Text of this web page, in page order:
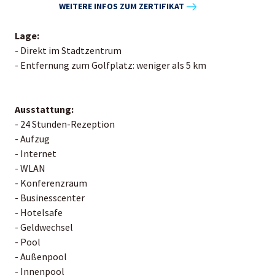
WEITERE INFOS ZUM ZERTIFIKAT
Lage:
- Direkt im Stadtzentrum
- Entfernung zum Golfplatz: weniger als 5 km
Ausstattung:
- 24 Stunden-Rezeption
- Aufzug
- Internet
- WLAN
- Konferenzraum
- Businesscenter
- Hotelsafe
- Geldwechsel
- Pool
- Außenpool
- Innenpool